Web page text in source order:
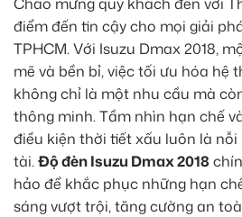
điểm đến tin cậy cho mọi giải
TPHCM. Với Isuzu Dmax 2018,
mẽ và bền bỉ, việc tối ưu hóa hệ
không chỉ là một nhu cầu mà
thông minh. Tầm nhìn hạn chế
điều kiện thời tiết xấu luôn là
tài.Độ đèn Isuzu Dmax 2018
hảo để khắc phục những hạn
sáng vượt trội, tăng cường an